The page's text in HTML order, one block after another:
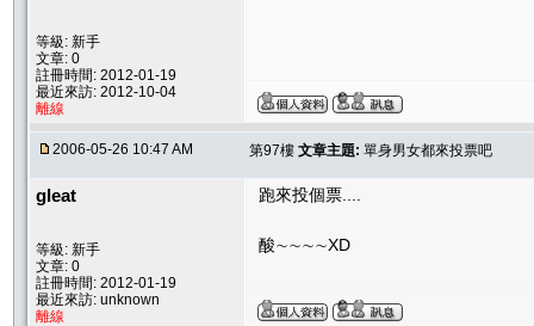
等級: 新手
文章: 0
註冊時間: 2012-01-19
最近來訪: 2012-10-04
離線
2006-05-26 10:47 AM 第97樓 文章主題: 單身男女都來投票吧
gleat
等級: 新手
文章: 0
註冊時間: 2012-01-19
最近來訪: unknown
離線
跑來投個票....
酸∼∼∼∼XD